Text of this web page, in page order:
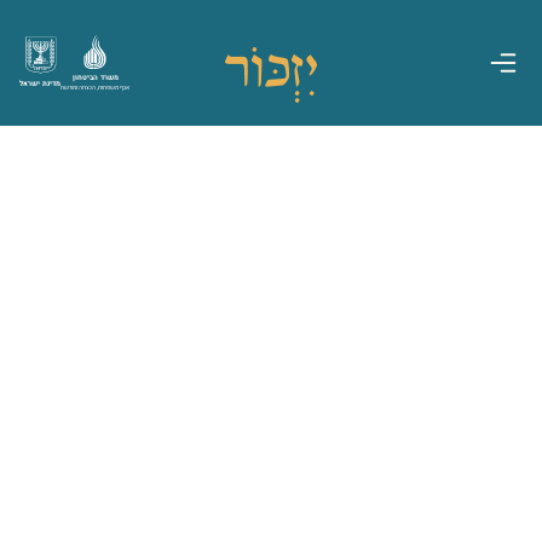
מדינת ישראל
משרד הביטחון
אגף משפחות, הנצחה ומורשת